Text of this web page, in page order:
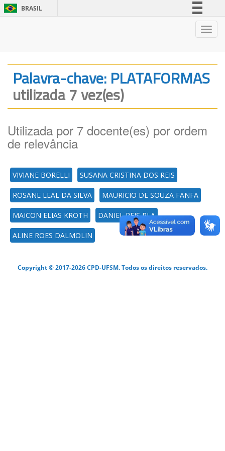
BRASIL
Legislação
Palavra-chave: PLATAFORMAS
utilizada 7 vez(es)
Utilizada por 7 docente(es) por ordem
de relevância
VIVIANE BORELLI SUSANA CRISTINA DOS REIS
ROSANE LEAL DA SILVA MAURICIO DE SOUZA FANFA
MAICON ELIAS KROTH DANIEL REIS PLA
ALINE ROES DALMOLIN
Copyright © 2017-2026 CPD-UFSM. Todos os direitos reservados.